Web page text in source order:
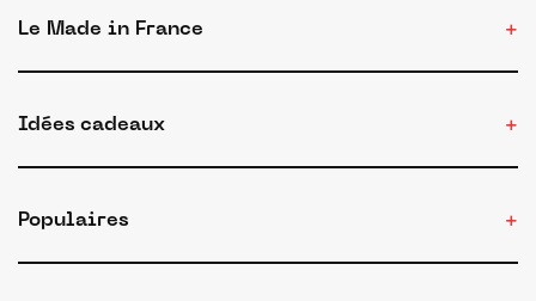
Le Made in France
Idées cadeaux
Populaires